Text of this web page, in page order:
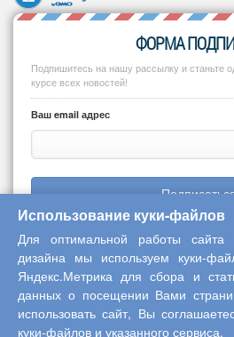
ФОРМА
Подпишитесь на нашу рассылку и станьте
курсе всех новостей!
Ваш email адрес
Copyright © 2013-2026 Центр научного
плюс»
Использование куки-файлов
Для оптимальной работы сайта
дизайна мы используем куки-
Яндекс.Метрика для сбора и
данных о посещении Вами
использовать сайт, Вы
куки-файлов и указанного сервиса.